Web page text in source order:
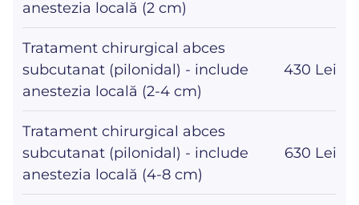
anestezia locală (2 cm)
Tratament chirurgical abces
subcutanat (pilonidal) - include
anestezia locală (2-4 cm)
430 Lei
Tratament chirurgical abces
subcutanat (pilonidal) - include
anestezia locală (4-8 cm)
630 Lei